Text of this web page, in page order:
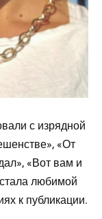
с изрядной
«От
«Вот вам и
любимой
к публикации.